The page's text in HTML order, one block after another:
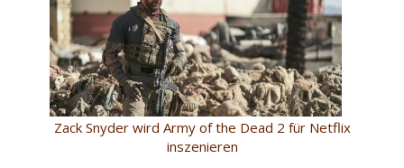
Zack Snyder wird Army of the Dead 2 für Netflix
inszenieren